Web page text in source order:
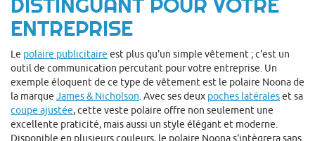
ENTREPRISE
Le polaire publicitaire est plus qu'un simple vêtement ; c'est un
outil de communication percutant pour votre entreprise. Un
exemple éloquent de ce type de vêtement est le polaire Noona de
la marque James & Nicholson . Avec ses deux poches latéraleset sa
coupe ajustée, cette veste polaire offre non seulement une
excellente praticité, mais aussi un style élégant et moderne.
Disponible en plusieurs couleurs, le polaire Noona s'intègrera sans